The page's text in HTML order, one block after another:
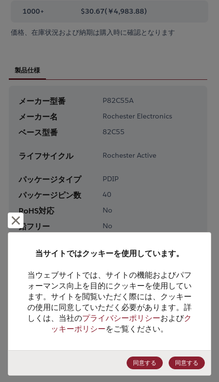
1000+ $30.67(￥4,983.88)
価格、在庫状況および納期は購入時に確認となります
製品仕様
メーカー型番 P82C55A
メーカー名 Rochester Electronics
ベース型番 82C55
ライフサイクル Rochester Active
パッケージタイプ PDIP
パッケージピン数 40
RoHS対応 No
鉛フリー No
梱包数 9
製品カテゴリー Processor & Peripheral
製品サブカテゴリー Peripheral
製品グループ PCI/PCIe/PC-card Devices
8542.39.0070
ECCN番号 EAR99
当サイトではクッキーを使用しています。
当ウェブサイトでは、サイトの機能およびパフ
ォーマンス向上を目的にクッキーを使用してい
ます。サイトを閲覧いただく際には、クッキー
の使用に同意していただく必要があります。詳
しくは、当社のプライバシーポリシーおよびク
ッキーポリシーをご覧ください。
同意する 同意する